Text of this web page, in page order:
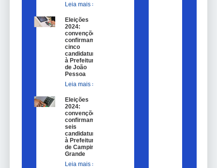
Leia mais »
Eleições
2024:
convenções
confirmam
cinco
candidaturas
à Prefeitura
de João
Pessoa
Leia mais »
Eleições
2024:
convenções
confirmam
seis
candidaturas
à Prefeitura
de Campina
Grande
Leia mais »